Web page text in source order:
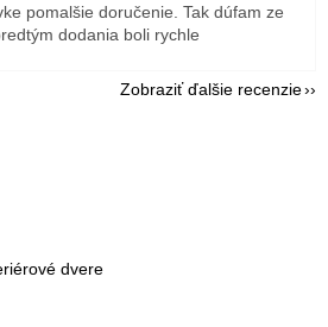
pomalšie doručenie. Tak dúfam ze
dodania boli rychle
Zobraziť ďalšie recenzie
dvere